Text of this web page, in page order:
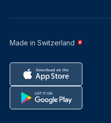
Made in Switzerland